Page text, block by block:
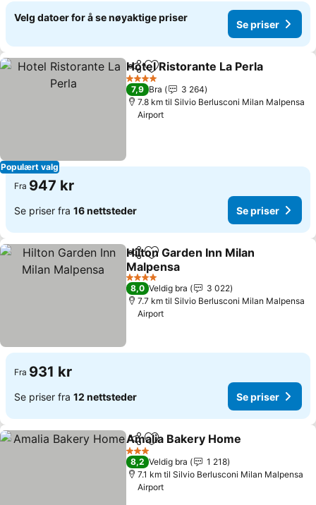
Velg datoer for å se nøyaktige priser
Se priser
Populært valg
Del Legg til i favoritter
Hotel Ristorante La Perla
4 Stjerner
7,9 Bra
3 264
7.8 km til Silvio Berlusconi Milan Malpensa
Airport
Fra 947 kr
Se priser fra 16 nettsteder Se priser
Del Legg til i favoritter
Hilton Garden Inn Milan
Malpensa
Se priser
4 Stjerner
8,0 Veldig bra
3 022
7.7 km til Silvio Berlusconi Milan Malpensa
Airport
Fra 931 kr
Se priser fra 12 nettsteder Se priser
Del Legg til i favoritter
Amalia Bakery Home
3 Stjerner
8,2 Veldig bra
1 218
7.1 km til Silvio Berlusconi Milan Malpensa
Airport